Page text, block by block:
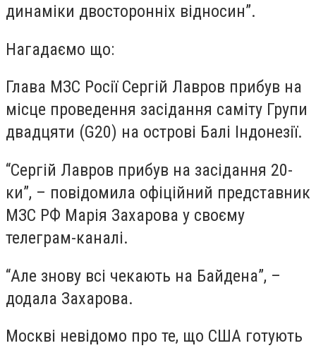
динаміки двосторонніх відносин”.
Нагадаємо що:
Глава МЗС Росії Сергій Лавров прибув на
місце проведення засідання саміту Групи
двадцяти (G20) на острові Балі Індонезії.
“Сергій Лавров прибув на засідання 20-
ки”, – повідомила офіційний представник
МЗС РФ Марія Захарова у своєму
телеграм-каналі.
“Але знову всі чекають на Байдена”, –
додала Захарова.
Москві невідомо про те, що США готують